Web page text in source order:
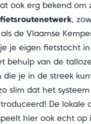
ook erg bekend om
,
de Vlaamse
je eigen fietstocht
behulp van de
die je in de streek
slim dat het
De lokale
hier ook echt op